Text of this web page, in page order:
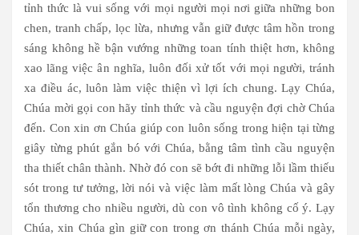
tỉnh thức là vui sống với mọi người mọi nơi giữa những bon
chen, tranh chấp, lọc lừa, nhưng vẫn giữ được tâm hồn trong
sáng không hề bận vướng những toan tính thiệt hơn, không
xao lãng việc ân nghĩa, luôn đối xử tốt với mọi người, tránh
xa điều ác, luôn làm việc thiện vì lợi ích chung. Lạy Chúa,
Chúa mời gọi con hãy tỉnh thức và cầu nguyện đợi chờ Chúa
đến. Con xin ơn Chúa giúp con luôn sống trong hiện tại từng
giây từng phút gắn bó với Chúa, bằng tâm tình cầu nguyện
tha thiết chân thành. Nhờ đó con sẽ bớt đi những lỗi lầm thiếu
sót trong tư tưởng, lời nói và việc làm mất lòng Chúa và gây
tổn thương cho nhiều người, dù con vô tình không cố ý. Lạy
Chúa, xin Chúa gìn giữ con trong ơn thánh Chúa mỗi ngày,